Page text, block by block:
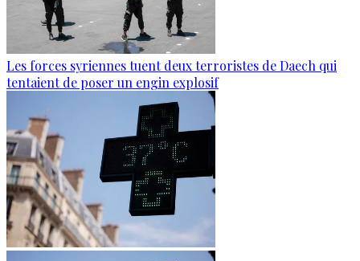
Les forces syriennes tuent deux terroristes de Daech qui
tentaient de poser un engin explosif